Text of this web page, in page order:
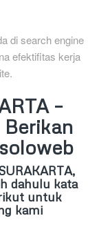
di search engine
efektifitas kerja
–
Berikan
dahulu kata
untuk
kami